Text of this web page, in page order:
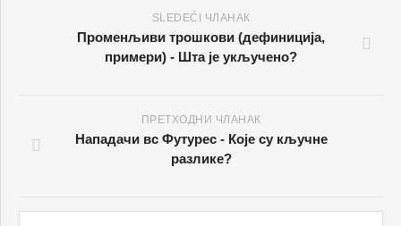
SLEDEĆI ЧЛАНАК
Променљиви трошкови (дефиниција,
примери) - Шта је укључено?
ПРЕТХОДНИ ЧЛАНАК
Нападачи вс Футурес - Које су кључне
разлике?